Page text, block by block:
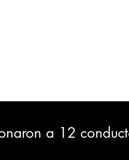
a 12